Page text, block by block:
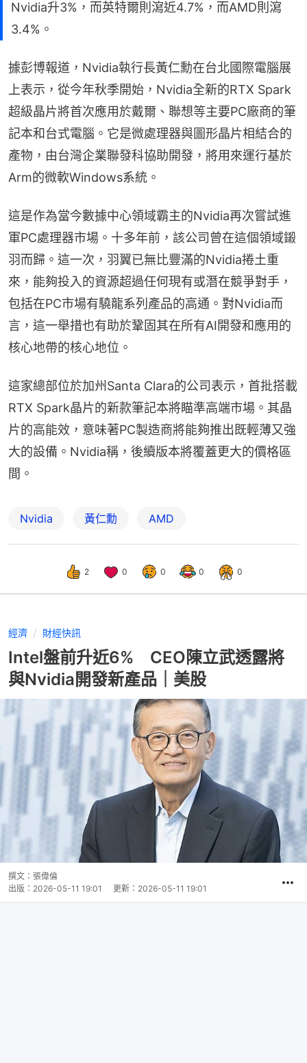
Nvidia升3%，而英特爾則瀉近4.7%，而AMD則瀉
3.4%。
據彭博報道，Nvidia執行長黃仁勳在台北國際電腦展
上表示，從今年秋季開始，Nvidia全新的RTX Spark
超級晶片將首次應用於戴爾、聯想等主要PC廠商的筆
記本和台式電腦。它是微處理器與圖形晶片相結合的
產物，由台灣企業聯發科協助開發，將用來運行基於
Arm的微軟Windows系統。
這是作為當今數據中心領域霸主的Nvidia再次嘗試進
軍PC處理器市場。十多年前，該公司曾在這個領域鎩
羽而歸。這一次，羽翼已無比豐滿的Nvidia捲土重
來，能夠投入的資源超過任何現有或潛在競爭對手，
包括在PC市場有驍龍系列產品的高通。對Nvidia而
言，這一舉措也有助於鞏固其在所有AI開發和應用的
核心地帶的核心地位。
這家總部位於加州Santa Clara的公司表示，首批搭載
RTX Spark晶片的新款筆記本將瞄準高端市場。其晶
片的高能效，意味著PC製造商將能夠推出既輕薄又強
大的設備。Nvidia稱，後續版本將覆蓋更大的價格區
間。
Nvidia 黃仁勳 AMD
2 0 0 0 0
經濟 財經快訊
Intel盤前升近6% CEO陳立武透露將
與Nvidia開發新產品｜美股
撰文： 張偉倫
出版： 2026-05-11 19:01 更新： 2026-05-11 19:01